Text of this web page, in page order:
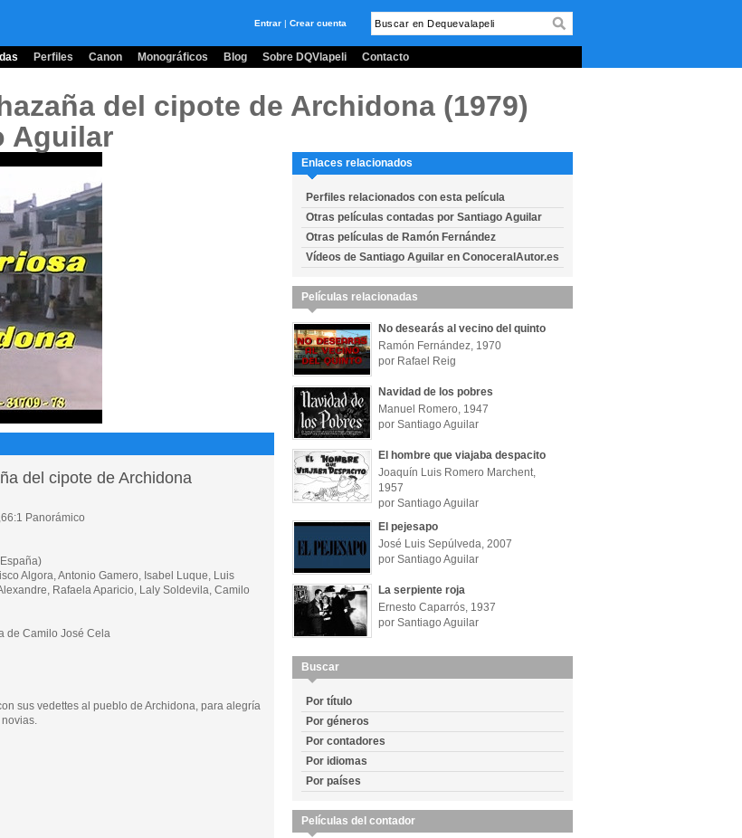
Entrar | Crear cuenta
Perfiles Canon Monográficos Blog Sobre DQVlapeli Contacto
del cipote de Archidona (1979)
Aguilar
del cipote de Archidona
Panorámico
Algora, Antonio Gamero, Isabel Luque, Luis
Rafaela Aparicio, Laly Soldevila, Camilo
de Camilo José Cela
sus vedettes al pueblo de Archidona, para alegría
Enlaces relacionados
Perfiles relacionados con esta película
Otras películas contadas por Santiago Aguilar
Otras películas de Ramón Fernández
Vídeos de Santiago Aguilar en ConoceralAutor.es
Películas relacionadas
No desearás al vecino del quinto
Ramón Fernández, 1970
por Rafael Reig
Navidad de los pobres
Manuel Romero, 1947
por Santiago Aguilar
El hombre que viajaba despacito
Joaquín Luis Romero Marchent,
1957
por Santiago Aguilar
El pejesapo
José Luis Sepúlveda, 2007
por Santiago Aguilar
La serpiente roja
Ernesto Caparrós, 1937
por Santiago Aguilar
Buscar
Por título
Por géneros
Por contadores
Por idiomas
Por países
Películas del contador